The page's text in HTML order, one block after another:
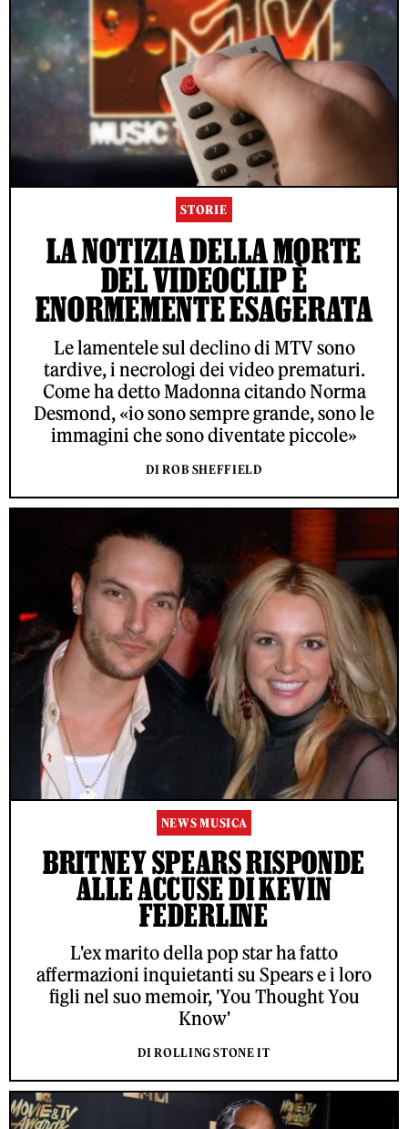
STORIE
LA NOTIZIA DELLA MORTE
DEL VIDEOCLIP È
ENORMEMENTE ESAGERATA
Le lamentele sul declino di MTV sono
tardive, i necrologi dei video prematuri.
Come ha detto Madonna citando Norma
Desmond, «io sono sempre grande, sono le
immagini che sono diventate piccole»
DI ROB SHEFFIELD
NEWS MUSICA
BRITNEY SPEARS RISPONDE
ALLE ACCUSE DI KEVIN
FEDERLINE
L'ex marito della pop star ha fatto
affermazioni inquietanti su Spears e i loro
figli nel suo memoir, 'You Thought You
Know'
DI ROLLING STONE IT